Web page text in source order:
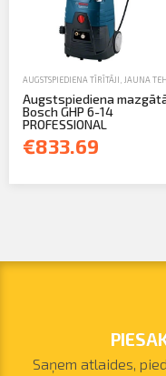
AUGSTSPIEDIENA TĪRĪTĀJI JAUNA
Augstspiediena
Bosch GHP 6-14
PROFESSIONAL
€833.69
Saņem atlaides,